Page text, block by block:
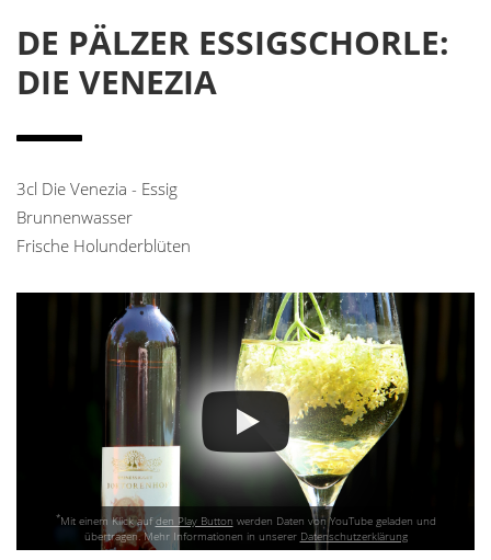
DE PÄLZER ESSIGSCHORLE:
DIE VENEZIA
3cl Die Venezia - Essig
Brunnenwasser
Frische Holunderblüten
*Mit einem Klick aufden Play Button werden Daten von YouTube geladen und
übertragen. Mehr Informationen in unserer Datenschutzerklärung